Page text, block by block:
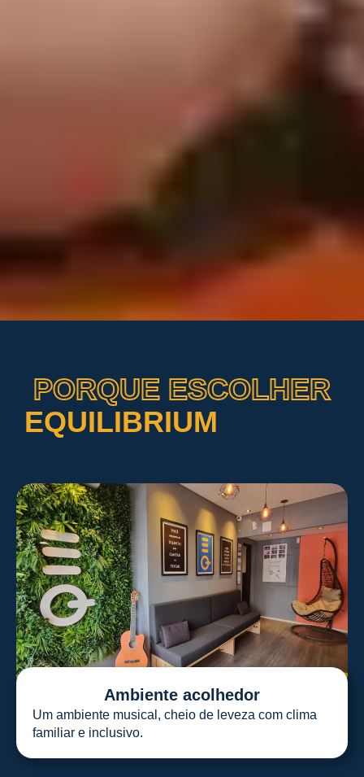
PORQUE ESCOLHER
EQUILIBRIUM
Ambiente acolhedor
Um ambiente musical, cheio de leveza com clima
familiar e inclusivo.